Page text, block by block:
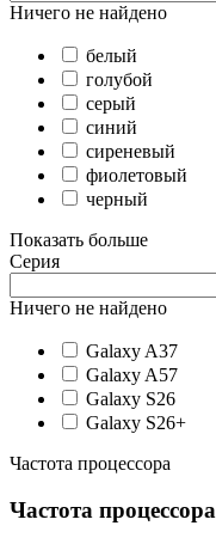
Ничего не найдено
белый
голубой
серый
синий
сиреневый
фиолетовый
черный
Показать больше
Серия
Ничего не найдено
Galaxy A37
Galaxy A57
Galaxy S26
Galaxy S26+
Частота процессора
Частота процессора